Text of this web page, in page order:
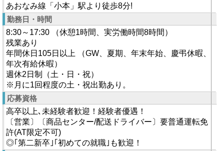
あおなみ線「小本」駅より徒歩8分!
勤務日・時間
8:30～17:30 （休憩1時間、実労働時間8時間）
残業あり
年間休日105日以上 （GW、夏期、年末年始、慶弔休暇、
年次有給休暇）
週休2日制（土・日・祝）
※月に1回程度の土・祝出勤あり。
応募資格
高卒以上､未経験者歓迎！経験者優遇！
〔営業〕〔商品センター/配送ドライバー〕要普通運転免
許(AT限定不可)
◎｢第二新卒｣｢初めての就職｣も歓迎！